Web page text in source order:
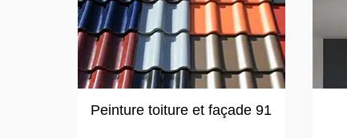
Peinture toiture et façade 91